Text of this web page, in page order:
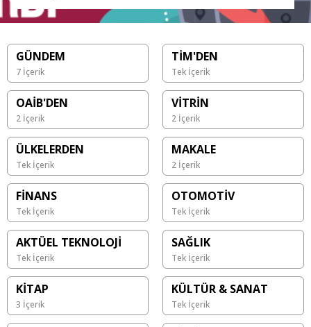
GÜNDEM
7 İçerik
TİM'DEN
Tek İçerik
OAİB'DEN
2 İçerik
VİTRİN
2 İçerik
ÜLKELERDEN
Tek İçerik
MAKALE
2 İçerik
FİNANS
Tek İçerik
OTOMOTİV
Tek İçerik
AKTÜEL TEKNOLOJİ
Tek İçerik
SAĞLIK
Tek İçerik
KİTAP
3 İçerik
KÜLTÜR & SANAT
Tek İçerik